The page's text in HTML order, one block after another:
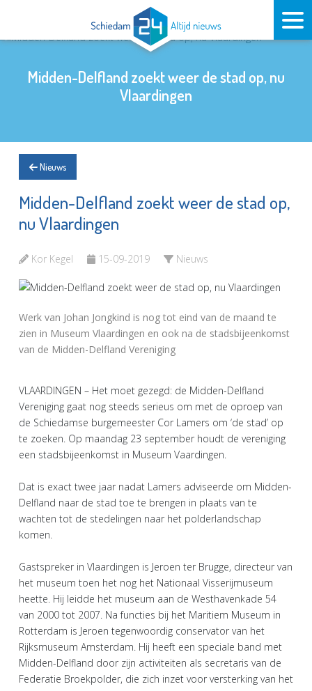
Midden-Delfland zoekt weer de stad op, nu
Vlaardingen
Nieuws
Midden-Delfland zoekt weer de stad op,
nu Vlaardingen
Kor Kegel 15-09-2019 Nieuws
Werk van Johan Jongkind is nog tot eind van de maand te
zien in Museum Vlaardingen en ook na de stadsbijeenkomst
van de Midden-Delfland Vereniging
VLAARDINGEN – Het moet gezegd: de Midden-Delfland
Vereniging gaat nog steeds serieus om met de oproep van
de Schiedamse burgemeester Cor Lamers om ‘de stad’ op
te zoeken. Op maandag 23 september houdt de vereniging
een stadsbijeenkomst in Museum Vaardingen.
Dat is exact twee jaar nadat Lamers adviseerde om Midden-
Delfland naar de stad toe te brengen in plaats van te
wachten tot de stedelingen naar het polderlandschap
komen.
Gastspreker in Vlaardingen is Jeroen ter Brugge, directeur van
het museum toen het nog het Nationaal Visserijmuseum
heette. Hij leidde het museum aan de Westhavenkade 54
van 2000 tot 2007. Na functies bij het Maritiem Museum in
Rotterdam is Jeroen tegenwoordig conservator van het
Rijksmuseum Amsterdam. Hij heeft een speciale band met
Midden-Delfland door zijn activiteiten als secretaris van de
Federatie Broekpolder, die zich inzet voor versterking van het